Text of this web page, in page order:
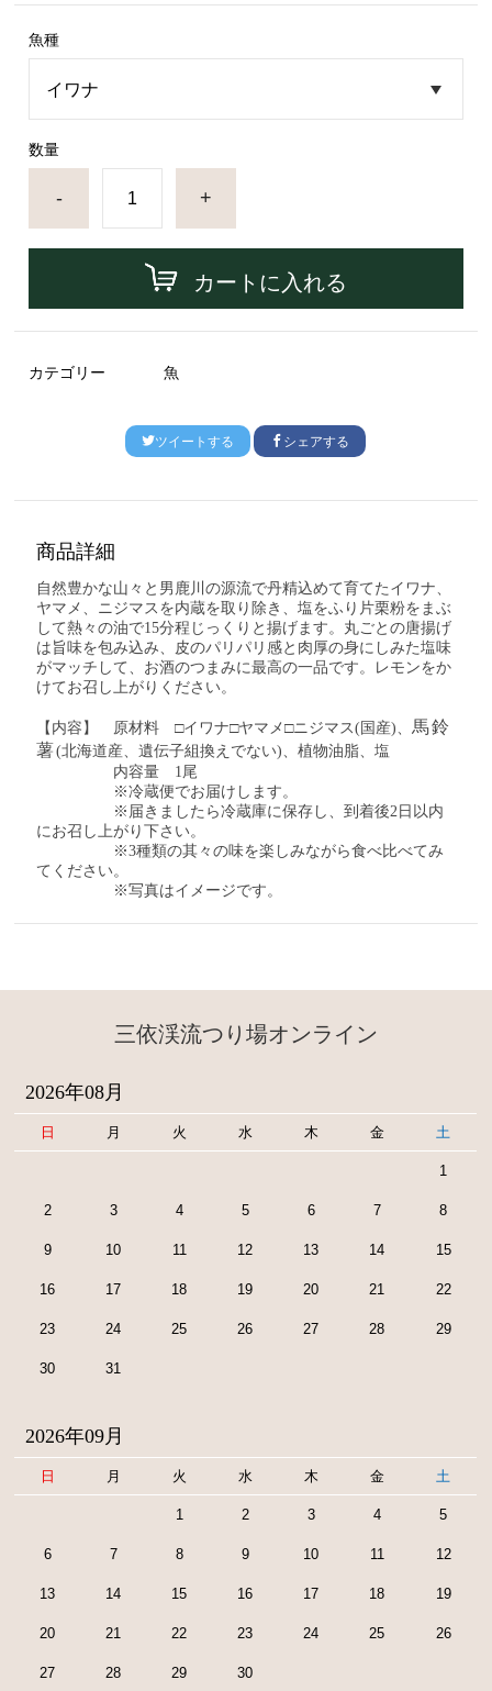
魚種
数量
- +
カートに入れる
カテゴリー 魚
ツイートする シェアする
商品詳細
自然豊かな山々と男鹿川の源流で丹精込めて育てたイワナ、
ヤマメ 、ニジマスを内蔵を取り除き、塩をふり片栗粉をまぶ
して熱々の油で15分程じっくりと揚げます。丸ごとの唐揚げ
は旨味を包み込み、皮のパリパリ感と肉厚の身にしみた塩味
がマッチして、お酒のつまみに最高の一品です。レモンをか
けてお召し上がりください。
【内容】 原材料 □イワナ□ヤマメ□ニジマス(国産)、馬鈴
薯(北海道産、遺伝子組換えでない)、植物油脂、塩
内容量 1尾
※冷蔵便でお届けします。
※届きましたら冷蔵庫に保存し、到着後2日以内
にお召し上がり下さい。
※3種類の其々の味を楽しみながら食べ比べてみ
てください。
※写真はイメージです。
三依渓流つり場オンライン
2026年08月
日 月 火 水 木 金 土
1
2 3 4 5 6 7 8
9 10 11 12 13 14 15
16 17 18 19 20 21 22
23 24 25 26 27 28 29
30 31
2026年09月
日 月 火 水 木 金 土
1 2 3 4 5
6 7 8 9 10 11 12
13 14 15 16 17 18 19
20 21 22 23 24 25 26
27 28 29 30